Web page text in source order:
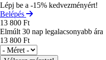
Lépj be a -15% kedvezményért!
Belépés
13 800 Ft
Elmúlt 30 nap legalacsonyabb ára
13 800 Ft
Méret